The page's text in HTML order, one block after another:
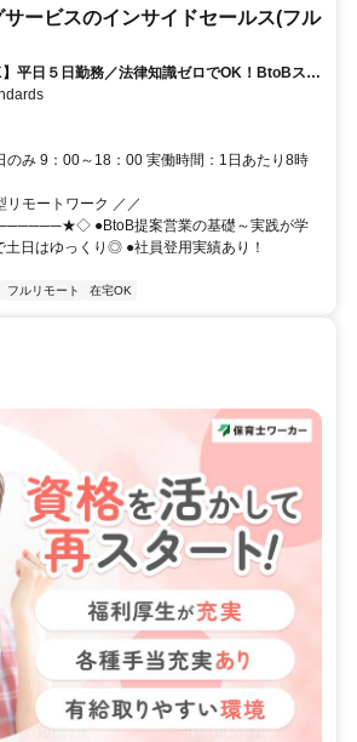
ービスのインサイドセールス(フル
】平日５日勤務／法律知識ゼロでOK！BtoBスキ
のみ 9：00～18：00 実働時間：1日あたり8時
リモートワーク ／／
●BtoB提案営業の基礎～実践が学
土日はゆっくり◎ ●社員登用実績あり！
フルリモート 在宅OK